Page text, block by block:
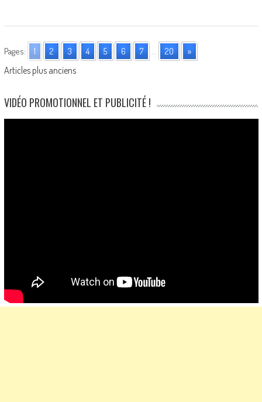
Pages: 1 2 3 4 5 6 7 ... 20 »
Posts
navigation
Articles plus anciens
VIDÉO PROMOTIONNEL ET PUBLICITÉ !